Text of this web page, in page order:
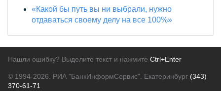
«Какой бы путь вы ни выбрали, нужно
отдаваться своему делу на все 100%»
Нашли ошибку? Выделите текст и нажмите Ctrl+Enter
© 1994-2026. РИА "БанкИнформСервис". Екатеринбург (343)
370-61-71